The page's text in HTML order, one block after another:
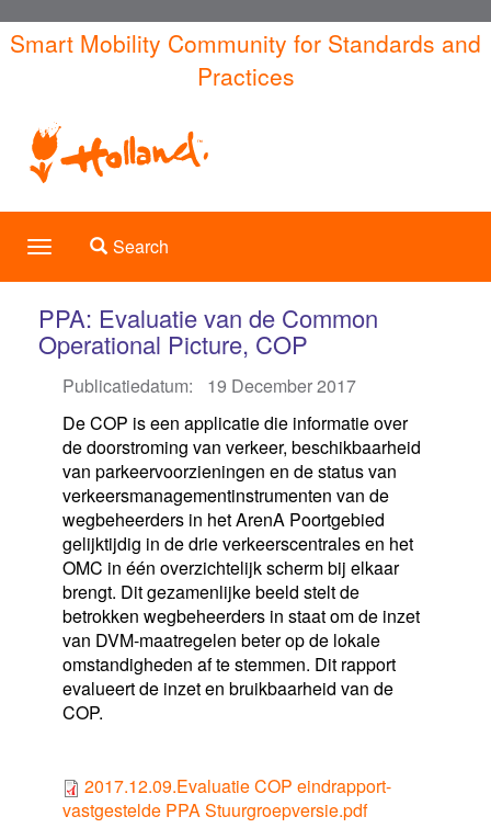
Skip
toSmart Mobility Community for Standards and
Practices
ToggleToggle search
Search
PPA: Evaluatie van de Common
Operational Picture, COP
Publicatiedatum:
19 December 2017
De COP is een applicatie die informatie over
de doorstroming van verkeer, beschikbaarheid
van parkeervoorzieningen en de status van
verkeersmanagementinstrumenten van de
wegbeheerders in het ArenA Poortgebied
gelijktijdig in de drie verkeerscentrales en het
OMC in één overzichtelijk scherm bij elkaar
brengt. Dit gezamenlijke beeld stelt de
betrokken wegbeheerders in staat om de inzet
van DVM-maatregelen beter op de lokale
omstandigheden af te stemmen. Dit rapport
evalueert de inzet en bruikbaarheid van de
COP.
2017.12.09.Evaluatie COP eindrapport-
vastgestelde PPA Stuurgroepversie.pdf